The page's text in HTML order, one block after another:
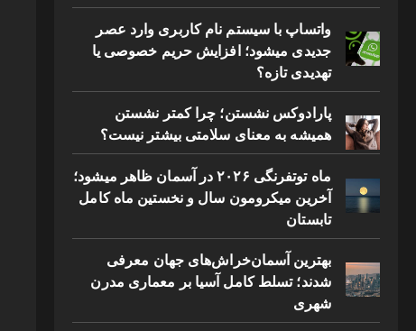
واتساپ با سیستم نام کاربری وارد عصر
جدیدی میشود؛ افزایش حریم خصوصی یا
تهدیدی تازه؟
پارادوکس نشستن؛ چرا کمتر نشستن
همیشه به معنای سلامتی بیشتر نیست؟
ماه توتفرنگی ۲۰۲۶ در آسمان ظاهر میشود؛
آخرین میکرومون سال و نخستین ماه کامل
تابستان
بهترین آسمان‌خراش‌های جهان معرفی
شدند؛ تسلط کامل آسیا بر معماری مدرن
شهری